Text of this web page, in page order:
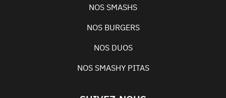
NOS SMASHS
NOS BURGERS
NOS DUOS
NOS SMASHY PITAS